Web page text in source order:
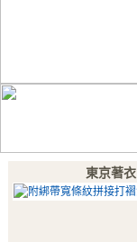
東京著衣